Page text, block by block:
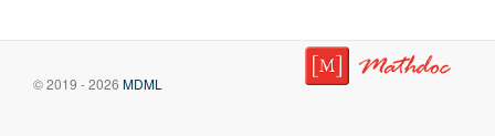
© 2019 - 2026 MDML